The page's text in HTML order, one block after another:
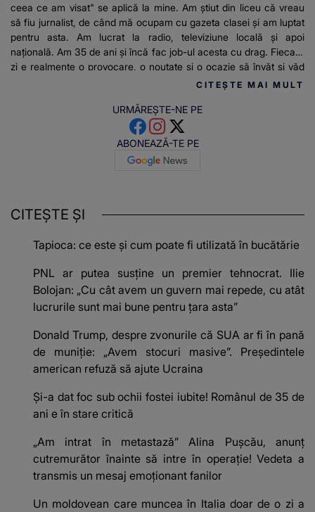
ceea ce am visat" se aplică la mine. Am știut din liceu că vreau
să fiu jurnalist, de când mă ocupam cu gazeta clasei și am luptat
pentru asta. Am lucrat la radio, televiziune locală și apoi
națională. Am 35 de ani și încă fac job-ul acesta cu drag. Fiecare
zi e realmente o provocare, o noutate și o ocazie să învăț și văd
alte lucruri. Sunt mereu cu zâmbetul pe buze, sunt ambițioasă,
Îmi place să socializez, să stau la cafea , sa povestesc cu
prietenii și îmi place să fiu înconjurată de iubire”.
CITEȘTE MAI MULT
URMĂREȘTE-NE PE
ABONEAZĂ-TE PE
CITEȘTE ȘI
Tapioca: ce este și cum poate fi utilizată în bucătărie
PNL ar putea susține un premier tehnocrat. Ilie
Bolojan: „Cu cât avem un guvern mai repede, cu atât
lucrurile sunt mai bune pentru țara asta”
Donald Trump, despre zvonurile că SUA ar fi în pană
de muniție: „Avem stocuri masive”. Președintele
american refuză să ajute Ucraina
Și-a dat foc sub ochii fostei iubite! Românul de 35 de
ani e în stare critică
„Am intrat în metastază” Alina Pușcău, anunț
cutremurător înainte să intre în operație! Vedeta a
transmis un mesaj emoționant fanilor
Un moldovean care muncea în Italia doar de o zi a